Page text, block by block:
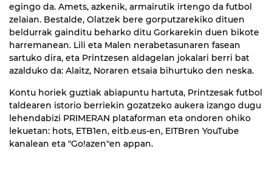
egingo da. Amets, azkenik, armairutik irtengo da futbol
zelaian. Bestalde, Olatzek bere gorputzarekiko dituen
beldurrak gainditu beharko ditu Gorkarekin duen bikote
harremanean. Lili eta Malen nerabetasunaren fasean
sartuko dira, eta Printzesen aldagelan jokalari berri bat
azalduko da: Alaitz, Noraren etsaia bihurtuko den neska.
Kontu horiek guztiak abiapuntu hartuta, Printzesak futbol
taldearen istorio berriekin gozatzeko aukera izango dugu
lehendabizi PRIMERAN plataforman eta ondoren ohiko
lekuetan: hots, ETB1en, eitb.eus-en, EITBren YouTube
kanalean eta "Go!azen"en appan.